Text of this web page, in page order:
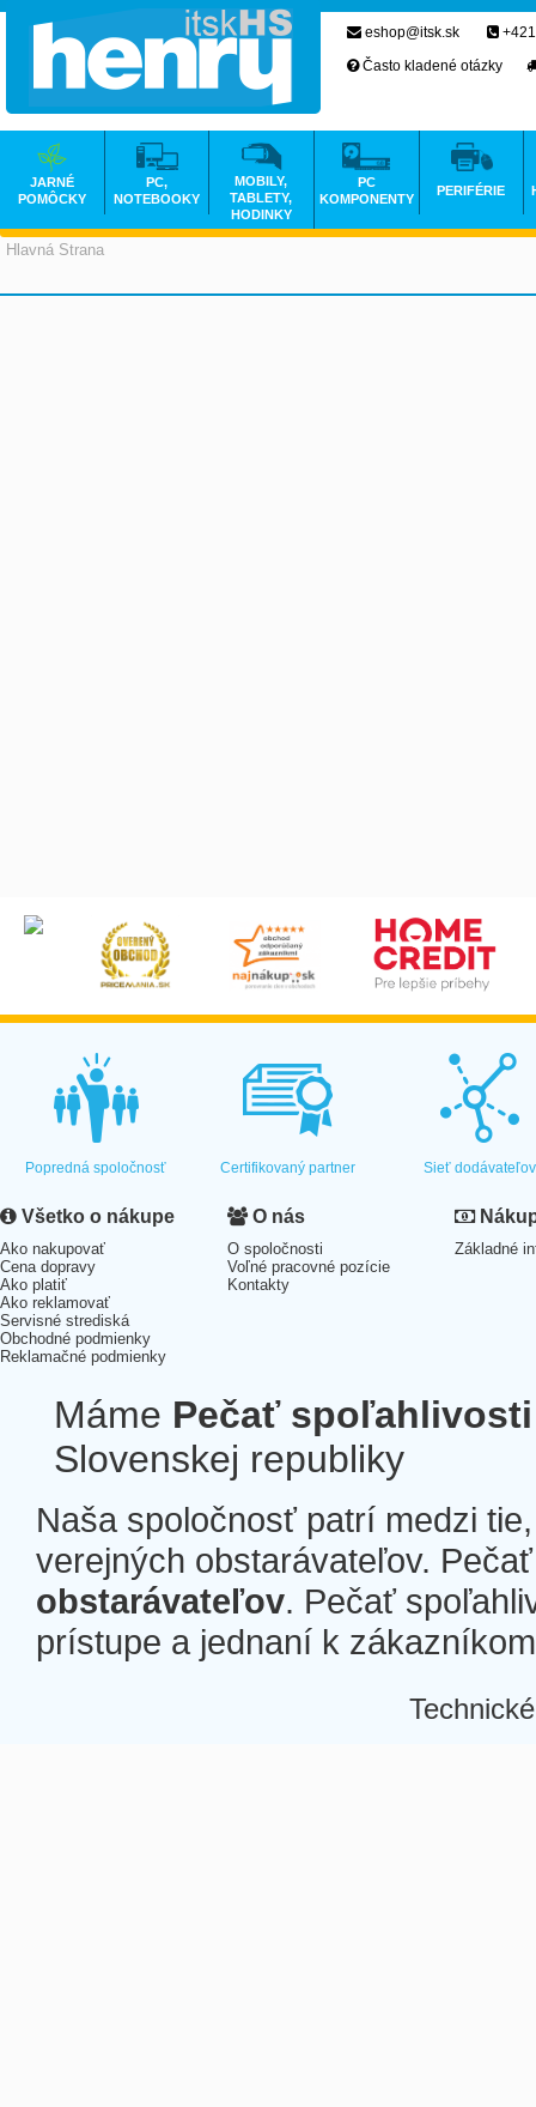
Hlavná Strana
eshop@itsk.sk
Často kladené otázky
JARNÉ
POMÔCKY
PC,
NOTEBOOKY
MOBILY,
TABLETY,
HODINKY
PC
KOMPONENTY
PERIFÉRIE
Popredná spoločnosť Certifikovaný partner Sieť dodávateľov
Všetko o nákupe
Ako nakupovať
Cena dopravy
Ako platiť
Ako reklamovať
Servisné strediská
Obchodné podmienky
Reklamačné podmienky
O nás
O spoločnosti
Voľné pracovné pozície
Kontakty
Základné
Máme Pečať spoľahlivosti
Slovenskej republiky
Naša spoločnosť patrí medzi
verejných obstarávateľov.
obstarávateľov. Pečať
prístupe a jednaní k